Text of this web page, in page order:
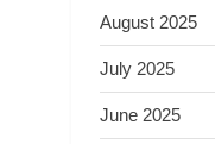
August 2025
July 2025
June 2025